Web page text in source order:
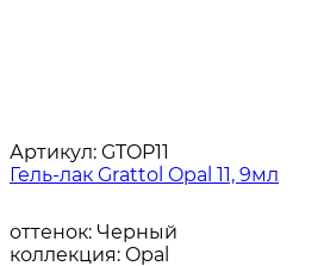
Артикул: GTOP11
Гель-лак Grattol Opal 11, 9мл
оттенок: Черный
коллекция: Opal